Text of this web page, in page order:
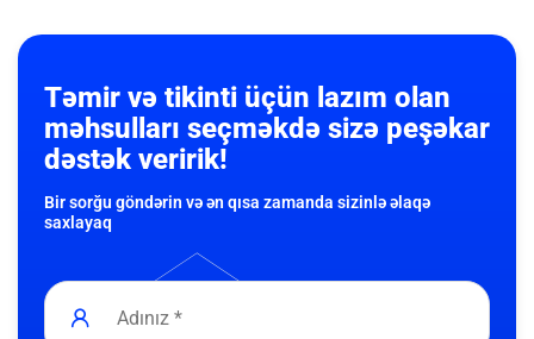
Təmir və tikinti üçün lazım olan
məhsulları seçməkdə sizə peşəkar
dəstək veririk!
Bir sorğu göndərin və ən qısa zamanda sizinlə əlaqə
saxlayaq